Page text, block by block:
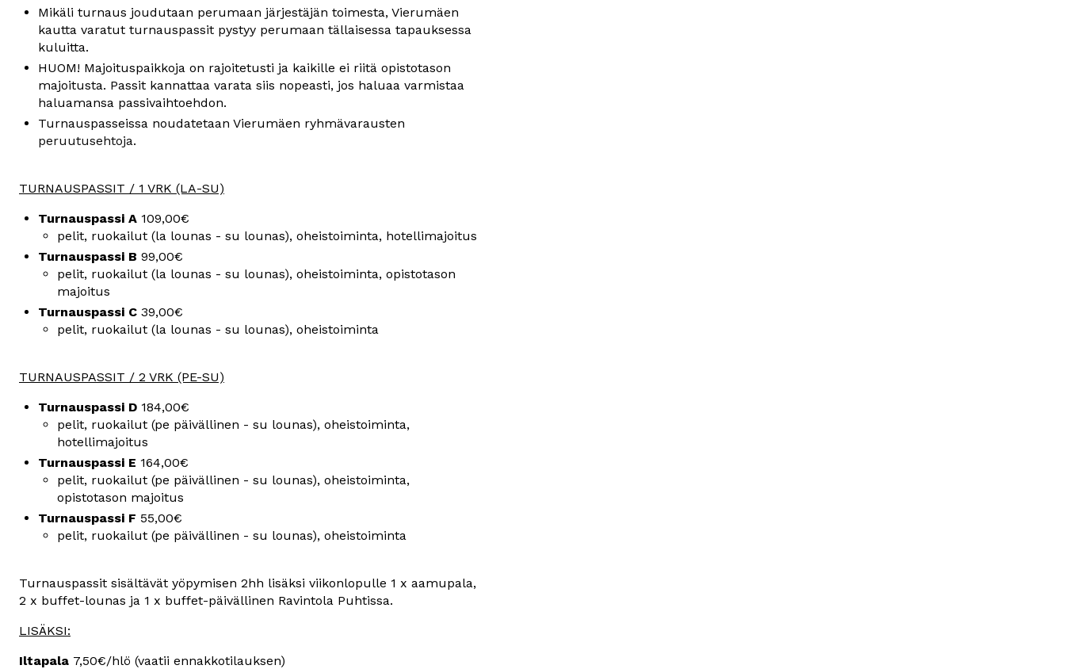
Mikäli turnaus joudutaan perumaan järjestäjän toimesta, Vierumäen
kautta varatut turnauspassit pystyy perumaan tällaisessa tapauksessa
kuluitta.
HUOM! Majoituspaikkoja on rajoitetusti ja kaikille ei riitä opistotason
majoitusta. Passit kannattaa varata siis nopeasti, jos haluaa varmistaa
haluamansa passivaihtoehdon.
Turnauspasseissa noudatetaan Vierumäen ryhmävarausten
peruutusehtoja.
TURNAUSPASSIT / 1 VRK (LA-SU)
Turnauspassi A 109,00€
pelit, ruokailut (la lounas - su lounas), oheistoiminta, hotellimajoitus
Turnauspassi B 99,00€
pelit, ruokailut (la lounas - su lounas), oheistoiminta, opistotason
majoitus
Turnauspassi C 39,00€
pelit, ruokailut (la lounas - su lounas), oheistoiminta
TURNAUSPASSIT / 2 VRK (PE-SU)
Turnauspassi D 184,00€
pelit, ruokailut (pe päivällinen - su lounas), oheistoiminta,
hotellimajoitus
Turnauspassi E 164,00€
pelit, ruokailut (pe päivällinen - su lounas), oheistoiminta,
opistotason majoitus
Turnauspassi F 55,00€
pelit, ruokailut (pe päivällinen - su lounas), oheistoiminta
Turnauspassit sisältävät yöpymisen 2hh lisäksi viikonlopulle 1 x aamupala,
2 x buffet-lounas ja 1 x buffet-päivällinen Ravintola Puhtissa.
LISÄKSI:
Iltapala 7,50€/hlö (vaatii ennakkotilauksen)